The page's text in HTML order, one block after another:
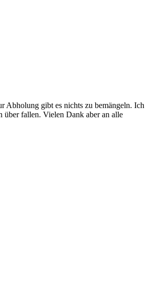
Abholung gibt es nichts zu bemängeln. Ich
über fallen. Vielen Dank aber an alle